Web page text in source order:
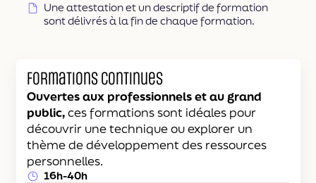
Une attestation et un descriptif de formation
sont délivrés à la fin de chaque formation.
Formations continues
Ouvertes aux professionnels et au grand
public,ces formations sont idéales pour
découvrir une technique ou explorer un
thème de développement des ressources
personnelles.
16h-40h